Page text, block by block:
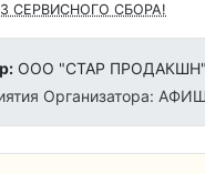
СЕРВИСНОГО СБОРА!
ООО "СТАР ПРОДАКШН",
Организатора: